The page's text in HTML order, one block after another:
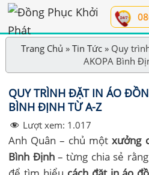
Trang Chủ » Tin Tức» Quy
AKOPA Bình
QUY TRÌNH ĐẶT IN ÁO
BÌNH ĐỊNH TỪ A-Z
Lượt xem: 1.017
Anh Quân – chủ mộtxưởng
Bình Định– từng chia sẻ